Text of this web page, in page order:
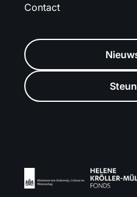
Contact